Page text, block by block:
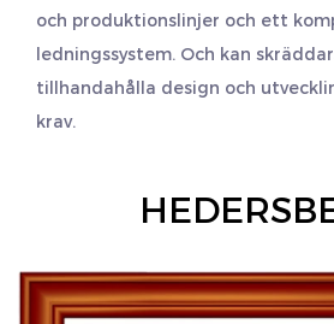
och produktionslinjer och ett
ledningssystem. Och kan
tillhandahålla design och
krav.